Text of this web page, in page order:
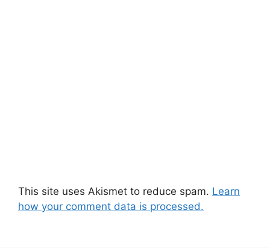
This site uses Akismet to reduce spam. Learn
how your comment data is processed.